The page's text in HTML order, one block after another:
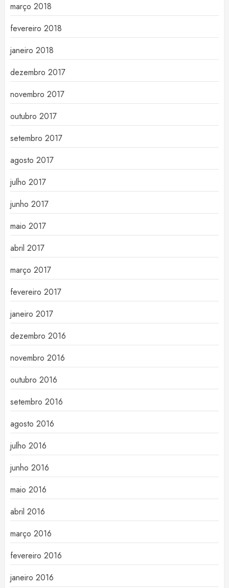
março 2018
fevereiro 2018
janeiro 2018
dezembro 2017
novembro 2017
outubro 2017
setembro 2017
agosto 2017
julho 2017
junho 2017
maio 2017
abril 2017
março 2017
fevereiro 2017
janeiro 2017
dezembro 2016
novembro 2016
outubro 2016
setembro 2016
agosto 2016
julho 2016
junho 2016
maio 2016
abril 2016
março 2016
fevereiro 2016
janeiro 2016